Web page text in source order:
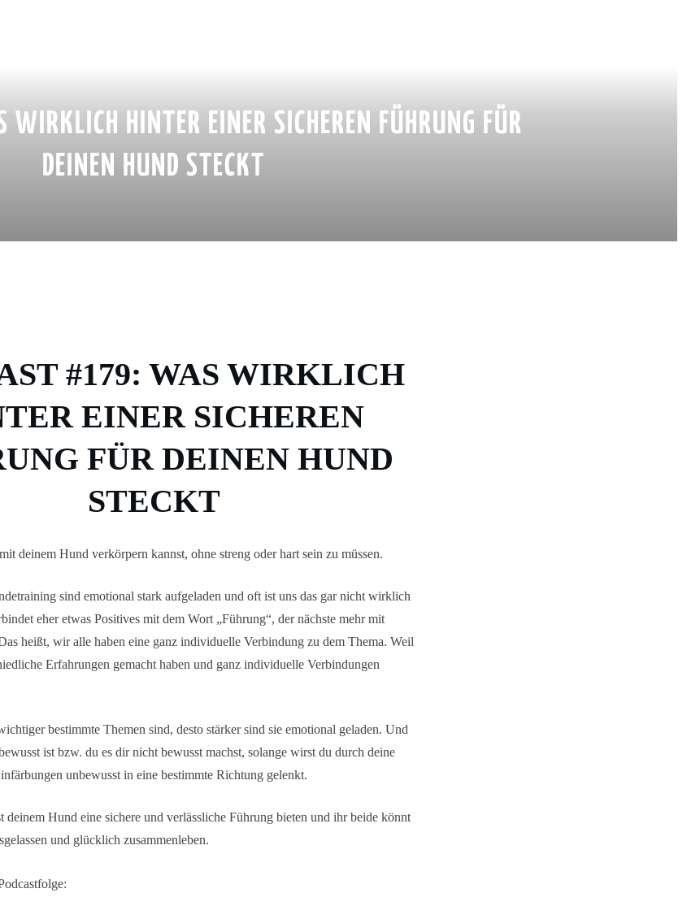
HINTER EINER SICHEREN FÜHRUNG FÜR
DEINEN HUND STECKT
#179: WAS WIRKLICH
EINER SICHEREN
FÜR DEINEN HUND
STECKT
deinem Hund verkörpern kannst, ohne streng oder hart sein zu müssen.
sind emotional stark aufgeladen und oft ist uns das gar nicht wirklich
eher etwas Positives mit dem Wort „Führung“, der nächste mehr mit
heißt, wir alle haben eine ganz individuelle Verbindung zu dem Thema. Weil
Erfahrungen gemacht haben und ganz individuelle Verbindungen
bestimmte Themen sind, desto stärker sind sie emotional geladen. Und
ist bzw. du es dir nicht bewusst machst, solange wirst du durch deine
unbewusst in eine bestimmte Richtung gelenkt.
deinem Hund eine sichere und verlässliche Führung bieten und ihr beide könnt
und glücklich zusammenleben.